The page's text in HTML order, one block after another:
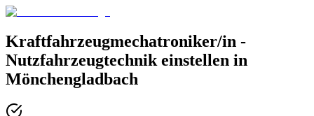
Kraftfahrzeugmechatroniker/in -
Nutzfahrzeugtechnik einstellen in
Mönchengladbach